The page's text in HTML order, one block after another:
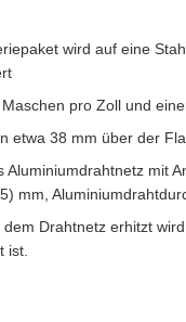
wird auf eine
pro Zoll und
etwa 38 mm über der
mit
mm,
Drahtnetz erhitzt
ist.